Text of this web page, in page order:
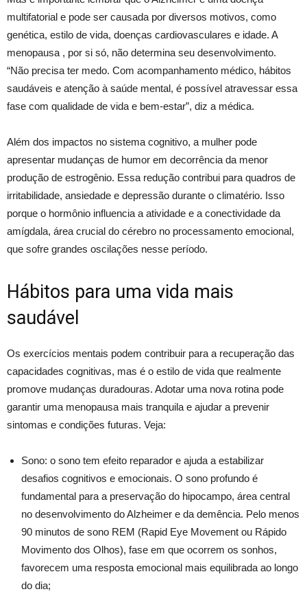
multifatorial e pode ser causada por diversos motivos, como
genética, estilo de vida, doenças cardiovasculares e idade. A
menopausa , por si só, não determina seu desenvolvimento.
“Não precisa ter medo. Com acompanhamento médico, hábitos
saudáveis e atenção à saúde mental, é possível atravessar essa
fase com qualidade de vida e bem-estar”, diz a médica.
Além dos impactos no sistema cognitivo, a mulher pode
apresentar mudanças de humor em decorrência da menor
produção de estrogênio. Essa redução contribui para quadros de
irritabilidade, ansiedade e depressão durante o climatério. Isso
porque o hormônio influencia a atividade e a conectividade da
amígdala, área crucial do cérebro no processamento emocional,
que sofre grandes oscilações nesse período.
Hábitos para uma vida mais
saudável
Os exercícios mentais podem contribuir para a recuperação das
capacidades cognitivas, mas é o estilo de vida que realmente
promove mudanças duradouras. Adotar uma nova rotina pode
garantir uma menopausa mais tranquila e ajudar a prevenir
sintomas e condições futuras. Veja:
Sono: o sono tem efeito reparador e ajuda a estabilizar
desafios cognitivos e emocionais. O sono profundo é
fundamental para a preservação do hipocampo, área central
no desenvolvimento do Alzheimer e da demência. Pelo menos
90 minutos de sono REM (Rapid Eye Movement ou Rápido
Movimento dos Olhos), fase em que ocorrem os sonhos,
favorecem uma resposta emocional mais equilibrada ao longo
do dia;